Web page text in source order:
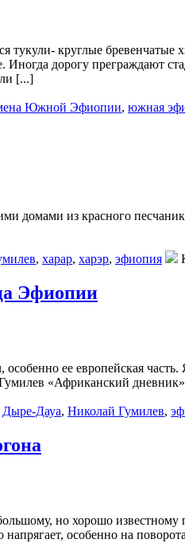
тукули- круглые
дорогу преграждают
[...]
Южной Эфиопии, южная
домами из красного
, харар, харэр, эфиопия
Эфиопии
особенно ее европейская
«Африканский дневник»
Дыре-Дауа, Николай Гумилев,
но хорошо
особенно на